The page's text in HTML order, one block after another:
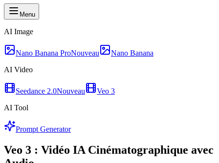
Menu
AI Image
Nano Banana ProNouveau
Nano Banana
AI Video
Seedance 2.0Nouveau
Veo 3
AI Tool
Prompt Generator
Veo 3 : Vidéo IA Cinématographique avec